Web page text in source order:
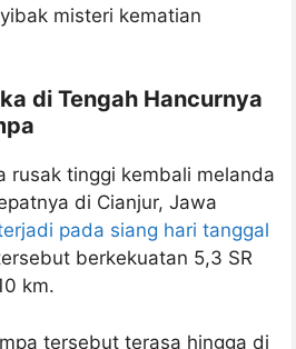
misteri kematian
di Tengah Hancurnya
rusak tinggi kembali melanda
di Cianjur, Jawa
pada siang hari tanggal
berkekuatan 5,3 SR
km.
tersebut terasa hingga di